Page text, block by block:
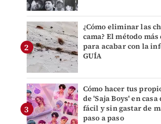
¿Cómo eliminar las
cama? El método
para acabar con la
GUÍA
Cómo hacer tus
de 'Saja Boys' en
fácil y sin gastar de
paso a paso